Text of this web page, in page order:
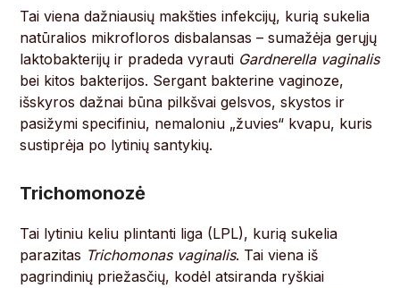
Tai viena dažniausių makšties infekcijų, kurią sukelia
natūralios mikrofloros disbalansas – sumažėja gerųjų
laktobakterijų ir pradeda vyrauti Gardnerella vaginalis
bei kitos bakterijos. Sergant bakterine vaginoze,
išskyros dažnai būna pilkšvai gelsvos, skystos ir
pasižymi specifiniu, nemaloniu „žuvies“ kvapu, kuris
sustiprėja po lytinių santykių.
Trichomonozė
Tai lytiniu keliu plintanti liga (LPL), kurią sukelia
parazitas Trichomonas vaginalis. Tai viena iš
pagrindinių priežasčių, kodėl atsiranda ryškiai